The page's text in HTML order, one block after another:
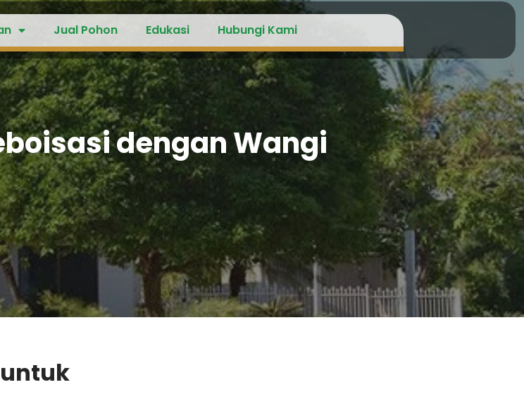
Jual Pohon Edukasi Hubungi Kami
dengan Wangi